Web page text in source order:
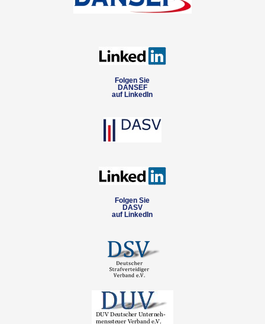
Folgen Sie
DANSEF
auf LinkedIn
Folgen Sie
DASV
auf LinkedIn